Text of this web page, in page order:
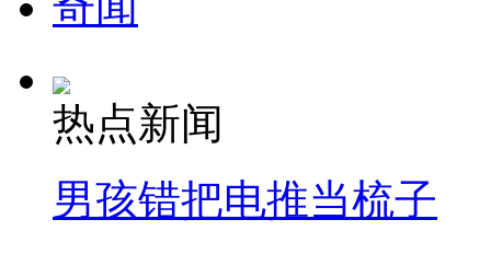
热点新闻
男孩错把电推当梳子